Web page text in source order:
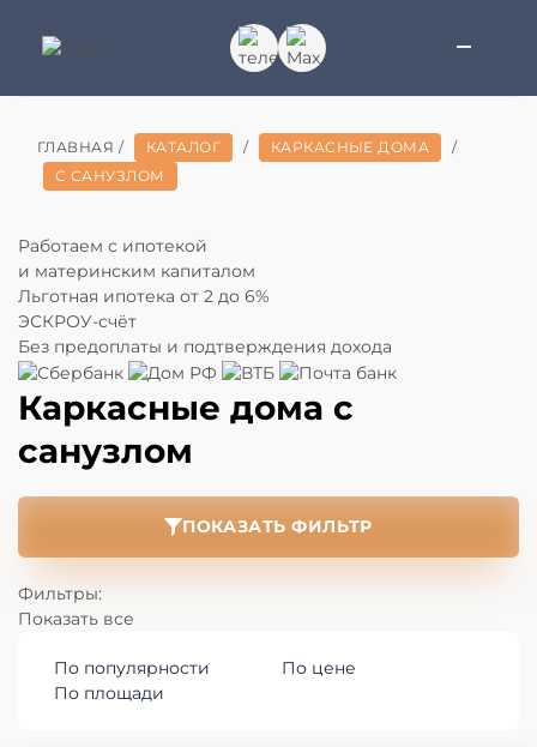
ГЛАВНАЯ / КАТАЛОГ / КАРКАСНЫЕ ДОМА
/
С САНУЗЛОМ
Работаем с ипотекой
и материнским капиталом
Льготная ипотека от 2 до 6%
ЭСКРОУ-счёт
Без предоплаты и подтверждения дохода
Каркасные дома с
санузлом
ПОКАЗАТЬ ФИЛЬТР
Фильтры:
Показать все
По популярности
По цене
По площади